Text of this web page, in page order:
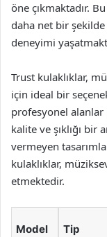
öne çıkmaktadır.
daha net bir
deneyimi
Trust kulaklıklar,
için ideal bir
profesyonel alanlar
kalite ve şıklığı bir
vermeyen
kulaklıklar,
etmektedir.
Model Tip